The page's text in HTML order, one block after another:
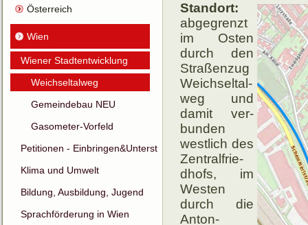
Österreich
Wien
Wiener Stadtentwicklung
Weichseltalweg
Gemeindebau NEU
Gasometer-Vorfeld
Petitionen - Einbringen&Unterstützen
Klima und Umwelt
Bildung, Ausbildung, Jugend
Sprachförderung in Wien
Standort:
abgegrenzt
im Osten
durch den
Straßenzug
Weichsel­tal­
weg und
damit ver­
bun­den
west­lich des
Zen­tralfrie­
dhofs, im
Wes­ten
durch die
Anton-